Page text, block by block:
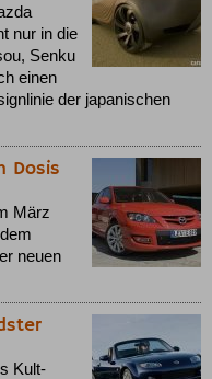
nur in die
Senku
einen
der japanischen
Dosis
März
neuen
Kult-